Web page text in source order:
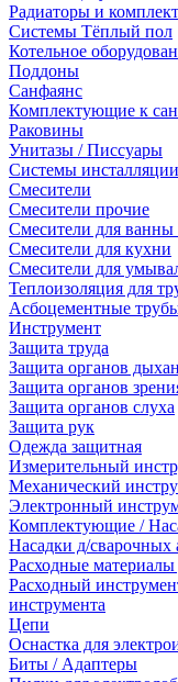
Радиаторы и
Системы Тёплый пол
Котельное
Поддоны
Санфаянс
Комплектующие к
Раковины
Унитазы / Писсуары
Системы инсталляции
Смесители
Смесители прочие
Смесители для
Смесители для кухни
Смесители для
Теплоизоляция для
Асбоцементные
Инструмент
Защита труда
Защита органов
Защита органов
Защита органов слуха
Защита рук
Одежда защитная
Измерительный
Механический
Электронный
Комплектующие /
Насадки д/сварочных
Расходные материалы
Расходный
инструмента
Цепи
Оснастка для
Биты / Адаптеры